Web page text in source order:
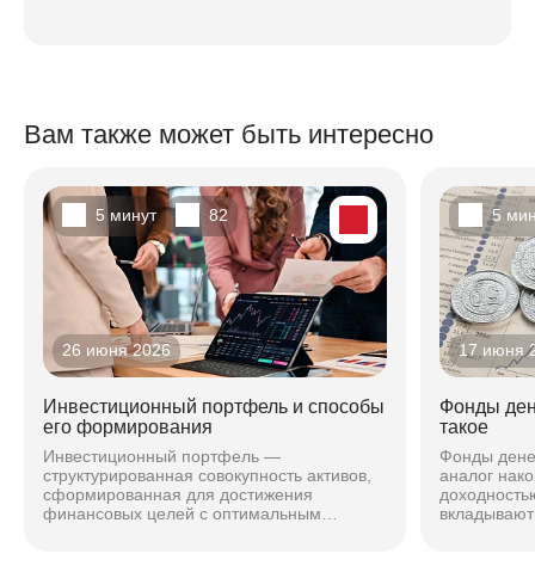
Вам также может быть интересно
26 июня 2026
5 минут 82
Инвестиционный портфель и способы
его формирования
Инвестиционный портфель —
структурированная совокупность активов,
сформированная для достижения
финансовых целей с оптимальным
17 июня
5
Фонды
такое
Фонды
аналог